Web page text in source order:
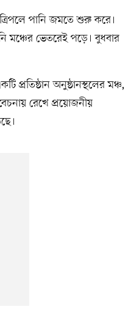
পানি জমতে শুরু করে।
মঞ্চের ভেতরেই পড়ে। বুধবার
প্রতিষ্ঠান অনুষ্ঠানস্থলের মঞ্চ,
রেখে প্রয়োজনীয়